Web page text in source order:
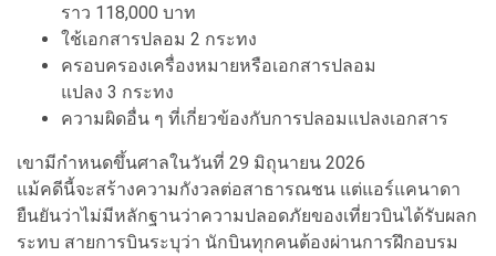
ราว 118,000 บาท
ใช้เอกสารปลอม 2 กระทง
ครอบครองเครื่องหมายหรือเอกสารปลอม
แปลง 3 กระทง
ความผิดอื่น ๆ ที่เกี่ยวข้องกับการปลอมแปลงเอกสาร
เขามีกำหนดขึ้นศาลในวันที่ 29 มิถุนายน 2026
แม้คดีนี้จะสร้างความกังวลต่อสาธารณชน แต่แอร์แคนาดา
ยืนยันว่าไม่มีหลักฐานว่าความปลอดภัยของเที่ยวบินได้รับผลก
ระทบ สายการบินระบุว่า นักบินทุกคนต้องผ่านการฝึกอบรม